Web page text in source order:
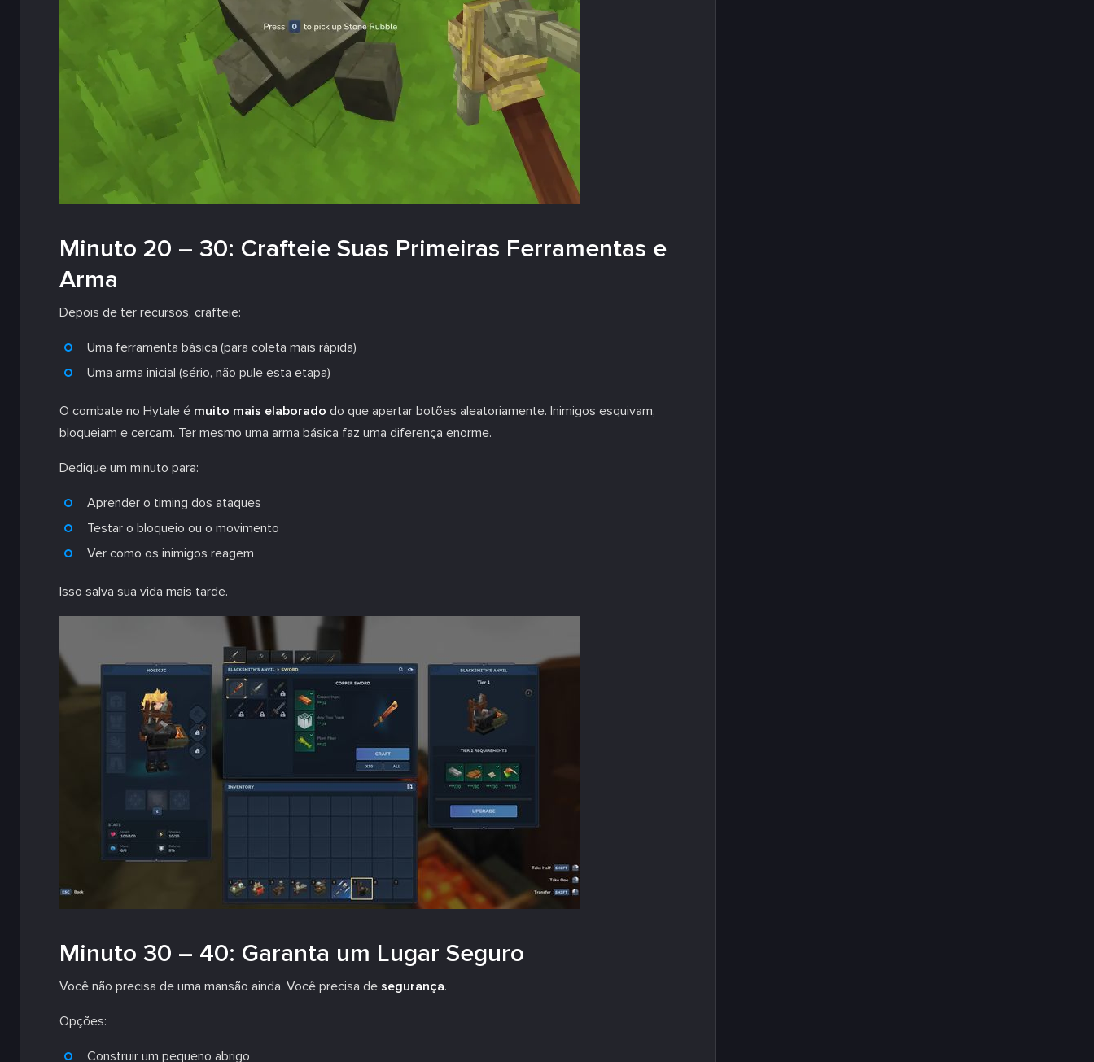
Minuto 20 – 30: Crafteie Suas Primeiras Ferramentas e
Arma
Depois de ter recursos, crafteie:
Uma ferramenta básica (para coleta mais rápida)
Uma arma inicial (sério, não pule esta etapa)
O combate no Hytale é muito mais elaborado do que apertar botões aleatoriamente. Inimigos esquivam,
bloqueiam e cercam. Ter mesmo uma arma básica faz uma diferença enorme.
Dedique um minuto para:
Aprender o timing dos ataques
Testar o bloqueio ou o movimento
Ver como os inimigos reagem
Isso salva sua vida mais tarde.
Minuto 30 – 40: Garanta um Lugar Seguro
Você não precisa de uma mansão ainda. Você precisa de segurança.
Opções:
Construir um pequeno abrigo